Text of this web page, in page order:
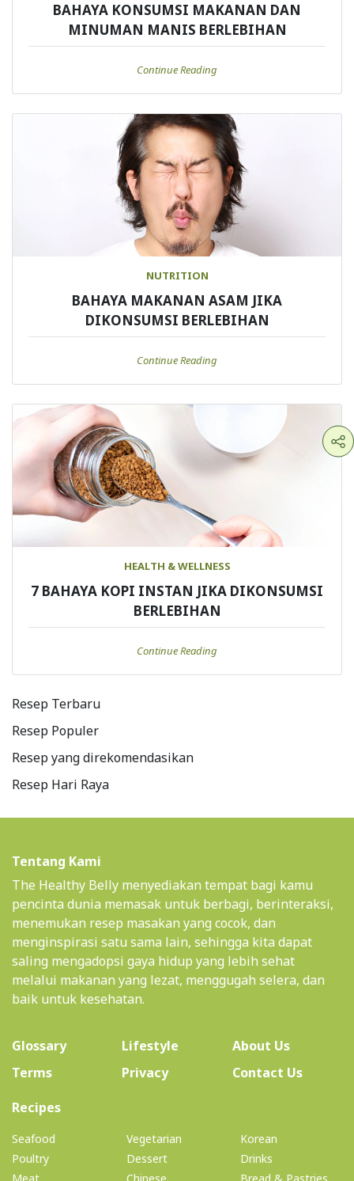
BAHAYA KONSUMSI MAKANAN DAN
MINUMAN MANIS BERLEBIHAN
Continue Reading
NUTRITION
BAHAYA MAKANAN ASAM JIKA
DIKONSUMSI BERLEBIHAN
Continue Reading
HEALTH & WELLNESS
7 BAHAYA KOPI INSTAN JIKA DIKONSUMSI
BERLEBIHAN
Continue Reading
Resep Terbaru
Resep Populer
Resep yang direkomendasikan
Resep Hari Raya
Tentang Kami
The Healthy Belly menyediakan tempat bagi kamu
pencinta dunia memasak untuk berbagi, berinteraksi,
menemukan resep masakan yang cocok, dan
menginspirasi satu sama lain, sehingga kita dapat
saling mengadopsi gaya hidup yang lebih sehat
melalui makanan yang lezat, menggugah selera, dan
baik untuk kesehatan.
Glossary Lifestyle About Us(current)
Terms
Privacy
Contact Us
Recipes(current)
Seafood
Poultry
Vegetarian
Dessert
Korean
Drinks